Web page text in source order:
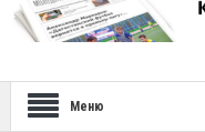
Меню